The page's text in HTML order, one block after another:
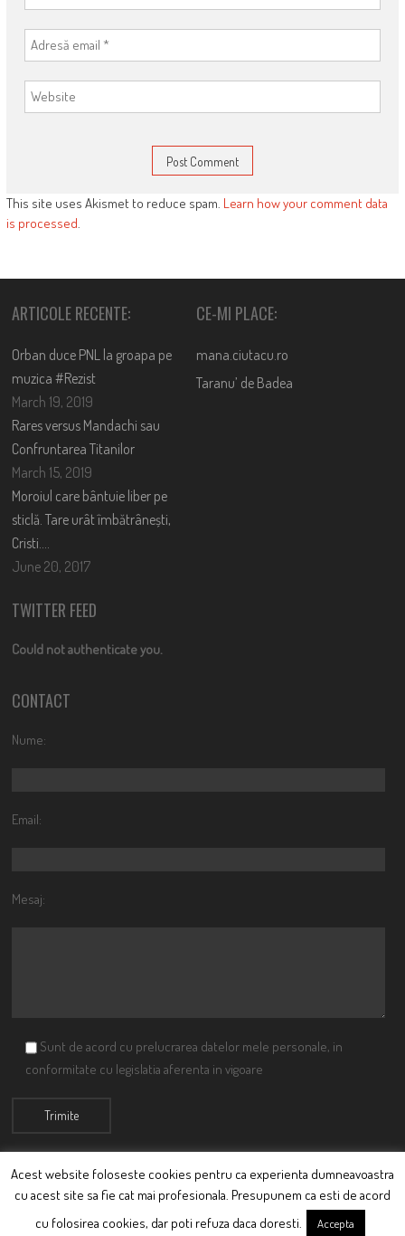
This site uses Akismet to reduce spam. Learn how your comment data
is processed
ARTICOLE RECENTE:
Orban duce PNL la groapa pe
muzica #Rezist
March 19, 2019
Rares versus Mandachi sau
Confruntarea Titanilor
March 15, 2019
Moroiul care bântuie liber pe
sticlă. Tare urât îmbătrânești,
Cristi….
June 20, 2017
CE-MI PLACE:
mana.ciutacu.ro
Taranu’ de Badea
TWITTER FEED
Could not authenticate you.
CONTACT
Nume:
Email:
Mesaj:
Sunt de acord cu prelucrarea datelor mele personale, in
conformitate cu legislatia aferenta in vigoare
© Ciutacu 2015 Parte a Imperiului Ciutacesc.
Acest website foloseste cookies pentru ca experienta dumneavoastra
cu acest site sa fie cat mai profesionala. Presupunem ca esti de acord
cu folosirea cookies, dar poti refuza daca doresti.
Accepta